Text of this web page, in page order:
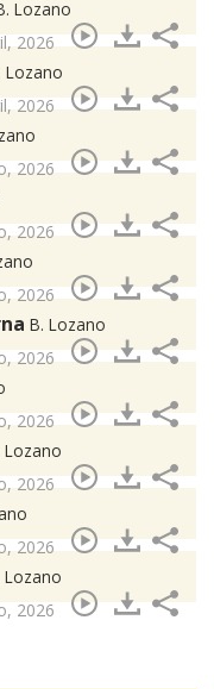
Lozano
2026
Lozano
2026
2026
2026
2026
B. Lozano
2026
2026
Lozano
2026
2026
Lozano
2026